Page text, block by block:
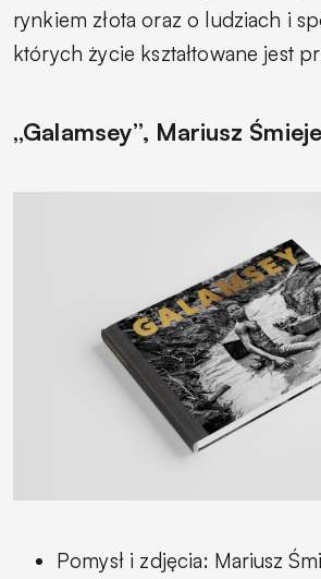
rynkiem złota oraz o ludziach i
których życie kształtowane jest
„Galamsey”, Mariusz
Pomysł i zdjęcia: Mariusz